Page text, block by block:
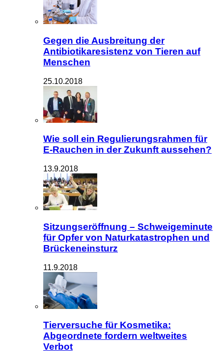
Gegen die Ausbreitung der
Antibiotikaresistenz von Tieren auf
Menschen
25.10.2018
Wie soll ein Regulierungsrahmen für
E-Rauchen in der Zukunft aussehen?
13.9.2018
Sitzungseröffnung – Schweigeminute
für Opfer von Naturkatastrophen und
Brückeneinsturz
11.9.2018
Tierversuche für Kosmetika:
Abgeordnete fordern weltweites
Verbot